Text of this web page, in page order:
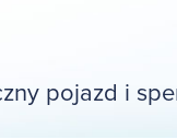
pojazd i